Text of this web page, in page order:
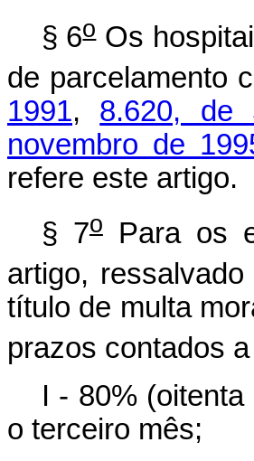
§ 6oOs
de parcelamento
1991, 8.620, de
novembro de
refere este artigo.
§ 7oPara os
artigo,
título de multa
prazos contados
I - 80%
o terceiro mês;